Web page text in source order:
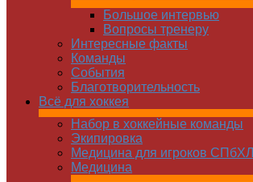
Большое интервью
Вопросы тренеру
Интересные факты
Команды
Cобытия
Благотворительность
Всё для хоккея
Набор в хоккейные команды
Экипировка
Медицина для игроков СПбХЛ
Медицина